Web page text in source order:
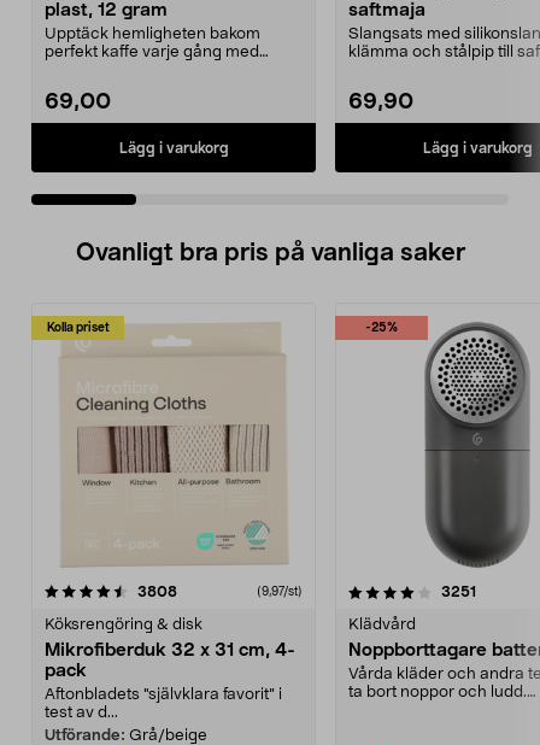
plast, 12 gram
Upptäck hemligheten bakom
perfekt kaffe varje gång med
69,00
Lägg i varukorg
saftmaja
Slangsats med
klämma och stålpip till
69,90
Lägg i varukorg
Ovanligt bra pris på vanliga saker
Kolla priset
3808recensioner (9,97/st)
Köksrengöring & disk
Mikrofiberduk 32 x 31 cm, 4-
pack
Aftonbladets "självklara favorit” i
test av d...
Utförande: Grå/beige
-25%
4.0av 5 stjärnor 3251
Klädvård
Noppborttagare
Vårda kläder och andra
ta bort noppor och ludd.
4.5av 5 stjärnor